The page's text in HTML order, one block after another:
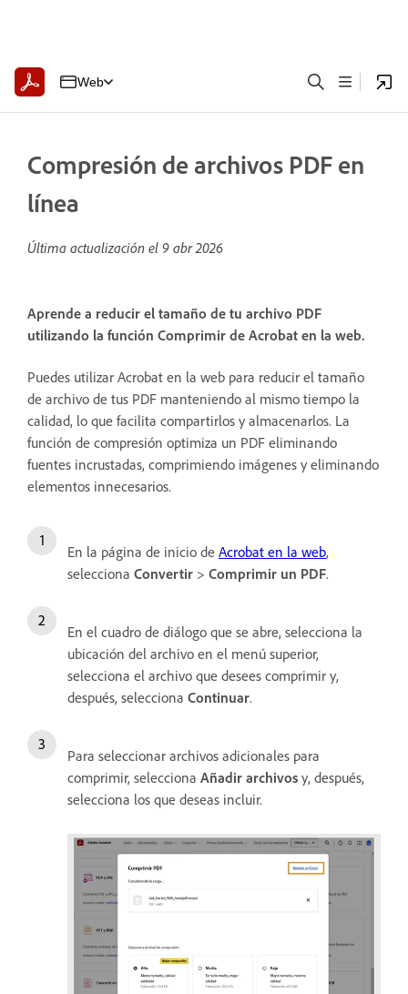
Web
Compresión de archivos PDF en
línea
Última actualización el 9 abr 2026
Aprende a reducir el tamaño de tu archivo PDF
utilizando la función Comprimir de Acrobat en la web.
Puedes utilizar Acrobat en la web para reducir el tamaño
de archivo de tus PDF manteniendo al mismo tiempo la
calidad, lo que facilita compartirlos y almacenarlos. La
función de compresión optimiza un PDF eliminando
fuentes incrustadas, comprimiendo imágenes y eliminando
elementos innecesarios.
En la página de inicio de Acrobat en la web,
selecciona Convertir > Comprimir un PDF.
En el cuadro de diálogo que se abre, selecciona la
ubicación del archivo en el menú superior,
selecciona el archivo que desees comprimir y,
después, selecciona Continuar.
Para seleccionar archivos adicionales para
comprimir, selecciona Añadir archivos y, después,
selecciona los que deseas incluir.